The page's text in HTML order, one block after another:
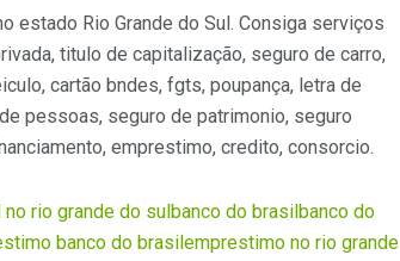
estado Rio Grande do Sul. Consiga serviços
titulo de capitalização, seguro de carro,
cartão bndes, fgts, poupança, letra de
pessoas, seguro de patrimonio, seguro
emprestimo, credito, consorcio.
rio grande do sul banco do brasil banco do
banco do brasil emprestimo no rio grande